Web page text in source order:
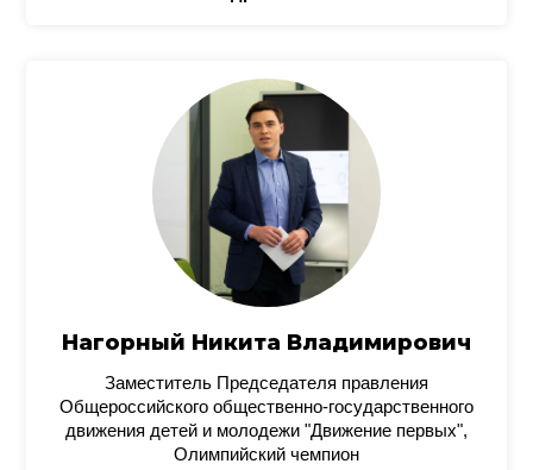
Нагорный Никита Владимирович
Заместитель Председателя правления
Общероссийского общественно-государственного
движения детей и молодежи "Движение первых",
Олимпийский чемпион